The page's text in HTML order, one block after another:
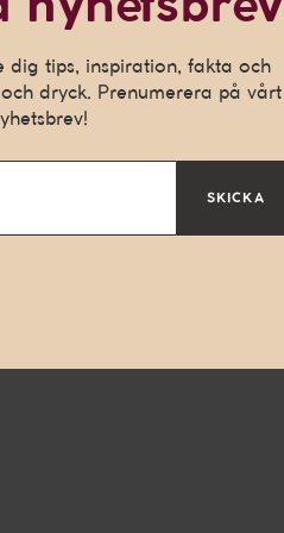
tips, inspiration, fakta och
dryck. Prenumerera på vårt
SKICKA
för att kunna